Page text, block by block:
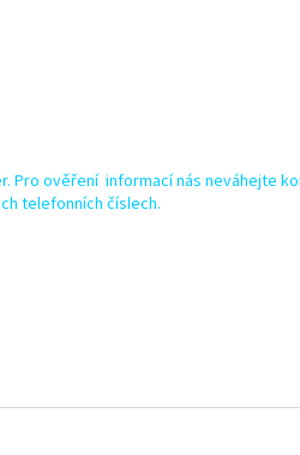
Pro ověření informací nás neváhejte
telefonních číslech.